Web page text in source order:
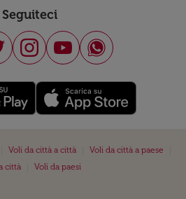
Seguiteci
Voli da città a città Voli da città a paese
città
Voli da paesi